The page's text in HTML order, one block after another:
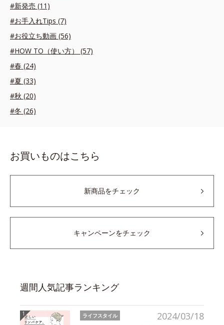
#新発売 (11)
#お手入れTips (7)
#お役立ち動画 (56)
#HOW TO（使い方） (57)
#春 (24)
#夏 (33)
#秋 (20)
#冬 (26)
お買いものはこちら
新商品をチェック
キャンペーンをチェック
週間人気記事ランキング
2024/03/18
ライフスタイル